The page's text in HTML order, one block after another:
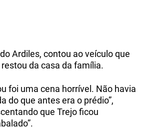
Ardiles, contou ao veículo que
da casa da família.
foi uma cena horrível. Não havia
do que antes era o prédio”,
que Trejo ficou